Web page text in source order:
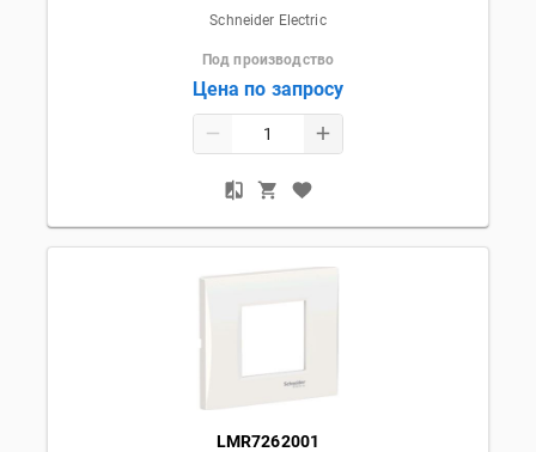
Schneider Electric
Под производство
Цена по запросу
LMR7262001